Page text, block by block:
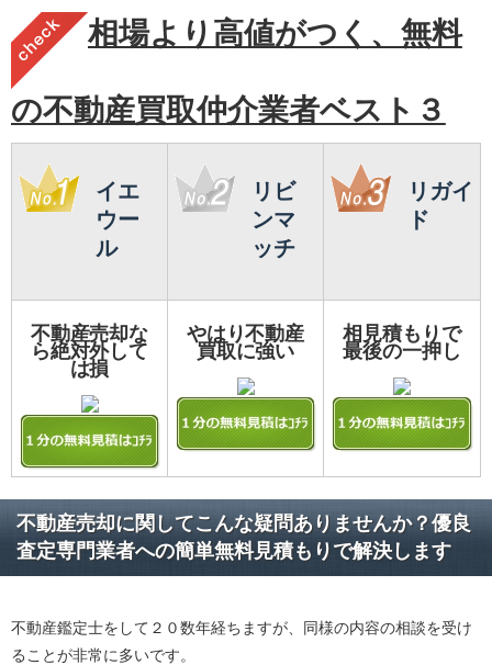
相場より高値がつく、無料
の不動産買取仲介業者ベスト３
イエ
ウー
ル
リビ
ンマ
ッチ
リガイ
ド
不動産売却な
ら絶対外して
は損
やはり不動産
買取に強い
相見積もりで
最後の一押し
不動産売却に関してこんな疑問ありませんか？優良
査定専門業者への簡単無料見積もりで解決します
不動産鑑定士をして２０数年経ちますが、同様の内容の相談を受け
ることが非常に多いです。